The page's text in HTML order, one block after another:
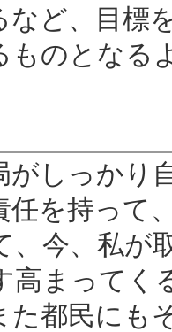
など、目標
ものとなる
しっかり
任を持って
、今、私が
高まってく
た都民にも